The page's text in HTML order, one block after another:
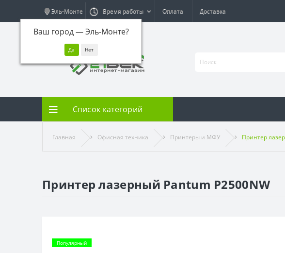
Эль-Монте
Ваш город —Эль-Монте?
Время работы Оплата Доставка
Список категорий
Главная Офисная техника Принтеры и МФУ Принтер
Принтер лазерный Pantum P2500NW
Популярный